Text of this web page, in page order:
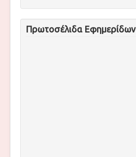
Πρωτοσέλιδα Εφημερίδων